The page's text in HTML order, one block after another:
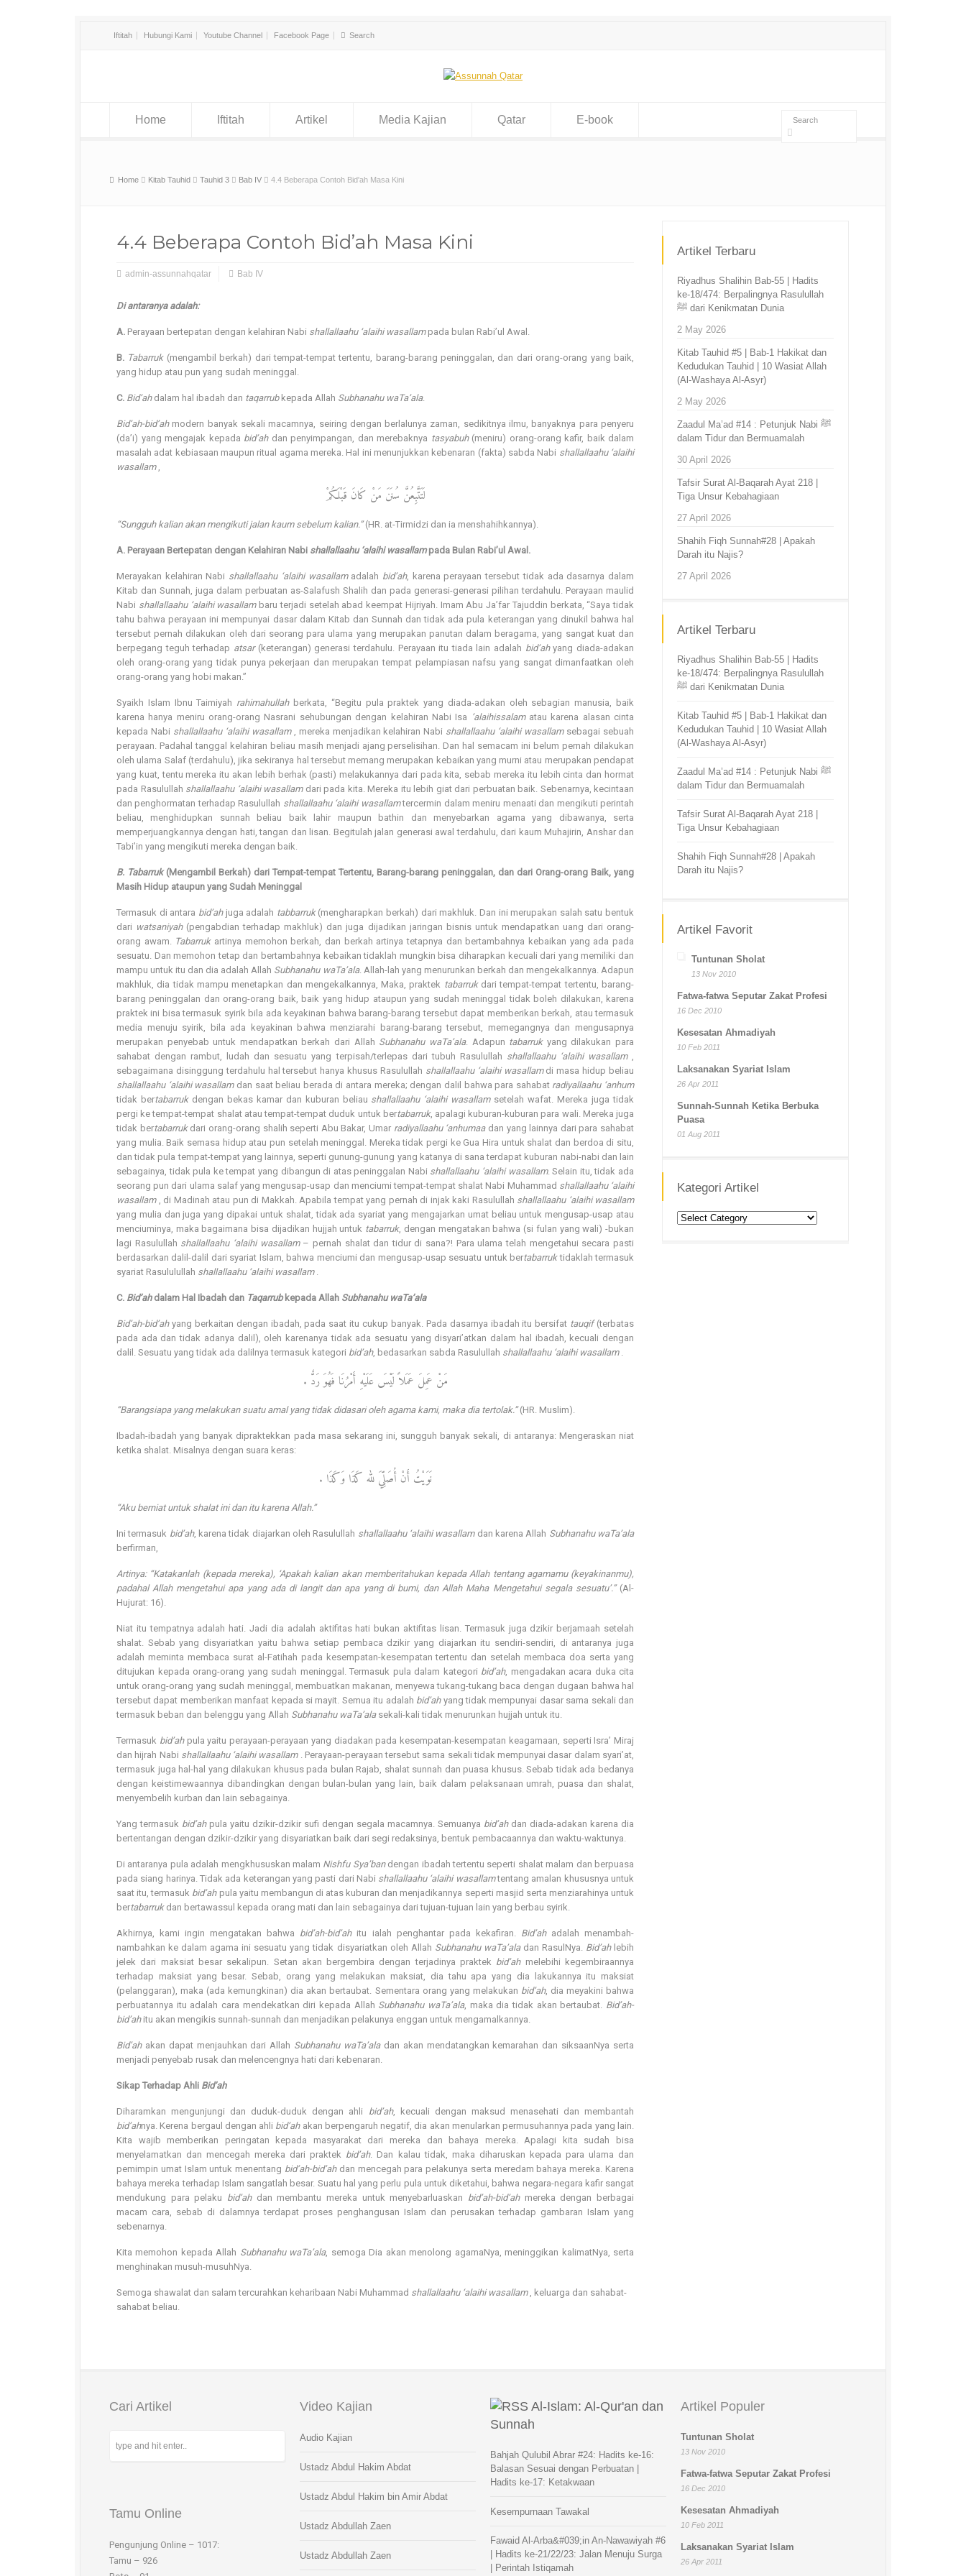
Iftitah Hubungi Kami Youtube Channel Facebook Page
Home Iftitah Artikel Media Kajian Qatar E-book
Home Kitab Tauhid Tauhid 3 Bab IV 4.4 Beberapa Contoh Bid'ah Masa Kini
4.4 Beberapa Contoh Bid’ah Masa Kini
admin-assunnahqatar Bab IV
Di antaranya adalah:
A. Perayaan bertepatan dengan kelahiran Nabi shallallaahu ‘alaihi wasallampada bulan Rabi’ul Awal.
B. Tabarruk(mengambil berkah) dari tempat-tempat tertentu, barang-barang peninggalan, dan dari orang-orang yang baik,
yang hidup atau pun yang sudah meninggal.
C. Bid’ahdalam hal ibadah dan taqarrubkepada Allah Subhanahu waTa’ala.
Bid’ah-bid’ahmodern banyak sekali macamnya, seiring dengan berlalunya zaman, sedikitnya ilmu, banyaknya para penyeru
(da’i) yang mengajak kepada bid’ah dan penyimpangan, dan merebaknya tasyabuh(meniru) orang-orang kafir, baik dalam
masalah adat kebiasaan maupun ritual agama mereka. Hal ini menunjukkan kebenaran (fakta) sabda Nabi shallallaahu ‘alaihi
wasallam,
لَتَتَّبِعُنَّ سُنَنَ مَنْ كَانَ قَبْلَكُمْ
“Sungguh kalian akan mengikuti jalan kaum sebelum kalian.”(HR. at-Tirmidzi dan ia menshahihkannya).
A. Perayaan Bertepatan dengan Kelahiran Nabi shallallaahu ‘alaihi wasallampada Bulan Rabi’ul Awal.
Merayakan kelahiran Nabi shallallaahu ‘alaihi wasallamadalah bid’ah, karena perayaan tersebut tidak ada dasarnya dalam
Kitab dan Sunnah, juga dalam perbuatan as-Salafush Shalih dan pada generasi-generasi pilihan terdahulu. Perayaan maulid
Nabi shallallaahu ‘alaihi wasallambaru terjadi setelah abad keempat Hijriyah. Imam Abu Ja’far Tajuddin berkata, “Saya tidak
tahu bahwa perayaan ini mempunyai dasar dalam Kitab dan Sunnah dan tidak ada pula keterangan yang dinukil bahwa hal
tersebut pernah dilakukan oleh dari seorang para ulama yang merupakan panutan dalam beragama, yang sangat kuat dan
berpegang teguh terhadap atsar (keterangan) generasi terdahulu. Perayaan itu tiada lain adalah bid’ahyang diada-adakan
oleh orang-orang yang tidak punya pekerjaan dan merupakan tempat pelampiasan nafsu yang sangat dimanfaatkan oleh
orang-orang yang hobi makan.”
Syaikh Islam Ibnu Taimiyah rahimahullahberkata, “Begitu pula praktek yang diada-adakan oleh sebagian manusia, baik
karena hanya meniru orang-orang Nasrani sehubungan dengan kelahiran Nabi Isa ’alaihissalamatau karena alasan cinta
kepada Nabi shallallaahu ‘alaihi wasallam, mereka menjadikan kelahiran Nabi shallallaahu ‘alaihi wasallamsebagai sebuah
perayaan. Padahal tanggal kelahiran beliau masih menjadi ajang perselisihan. Dan hal semacam ini belum pernah dilakukan
oleh ulama Salaf (terdahulu), jika sekiranya hal tersebut memang merupakan kebaikan yang murni atau merupakan pendapat
yang kuat, tentu mereka itu akan lebih berhak (pasti) melakukannya dari pada kita, sebab mereka itu lebih cinta dan hormat
pada Rasulullah shallallaahu ‘alaihi wasallamdari pada kita. Mereka itu lebih giat dari perbuatan baik. Sebenarnya, kecintaan
dan penghormatan terhadap Rasulullah shallallaahu ‘alaihi wasallamtercermin dalam meniru menaati dan mengikuti perintah
beliau, menghidupkan sunnah beliau baik lahir maupun bathin dan menyebarkan agama yang dibawanya, serta
memperjuangkannya dengan hati, tangan dan lisan. Begitulah jalan generasi awal terdahulu, dari kaum Muhajirin, Anshar dan
Tabi’in yang mengikuti mereka dengan baik.
B. Tabarruk(Mengambil Berkah) dari Tempat-tempat Tertentu, Barang-barang peninggalan, dan dari Orang-orang Baik, yang
Masih Hidup ataupun yang Sudah Meninggal
Termasuk di antara bid’ahjuga adalah tabbarruk(mengharapkan berkah) dari makhluk. Dan ini merupakan salah satu bentuk
dari watsaniyah(pengabdian terhadap makhluk) dan juga dijadikan jaringan bisnis untuk mendapatkan uang dari orang-
orang awam. Tabarrukartinya memohon berkah, dan berkah artinya tetapnya dan bertambahnya kebaikan yang ada pada
sesuatu. Dan memohon tetap dan bertambahnya kebaikan tidaklah mungkin bisa diharapkan kecuali dari yang memiliki dan
mampu untuk itu dan dia adalah Allah Subhanahu waTa’ala. Allah-lah yang menurunkan berkah dan mengekalkannya. Adapun
makhluk, dia tidak mampu menetapkan dan mengekalkannya, Maka, praktek tabarrukdari tempat-tempat tertentu, barang-
barang peninggalan dan orang-orang baik, baik yang hidup ataupun yang sudah meninggal tidak boleh dilakukan, karena
praktek ini bisa termasuk syirik bila ada keyakinan bahwa barang-barang tersebut dapat memberikan berkah, atau termasuk
media menuju syirik, bila ada keyakinan bahwa menziarahi barang-barang tersebut, memegangnya dan mengusapnya
merupakan penyebab untuk mendapatkan berkah dari Allah Subhanahu waTa’ala. Adapun tabarrukyang dilakukan para
sahabat dengan rambut, ludah dan sesuatu yang terpisah/terlepas dari tubuh Rasulullah shallallaahu ‘alaihi wasallam,
sebagaimana disinggung terdahulu hal tersebut hanya khusus Rasulullah shallallaahu ‘alaihi wasallamdi masa hidup beliau
shallallaahu ‘alaihi wasallamdan saat beliau berada di antara mereka; dengan dalil bahwa para sahabat radiyallaahu ‘anhum
tidak bertabarrukdengan bekas kamar dan kuburan beliau shallallaahu ‘alaihi wasallamsetelah wafat. Mereka juga tidak
pergi ke tempat-tempat shalat atau tempat-tempat duduk untuk bertabarruk, apalagi kuburan-kuburan para wali. Mereka juga
tidak bertabarrukdari orang-orang shalih seperti Abu Bakar, Umar radiyallaahu ‘anhumaadan yang lainnya dari para sahabat
yang mulia. Baik semasa hidup atau pun setelah meninggal. Mereka tidak pergi ke Gua Hira untuk shalat dan berdoa di situ,
dan tidak pula tempat-tempat yang lainnya, seperti gunung-gunung yang katanya di sana terdapat kuburan nabi-nabi dan lain
sebagainya, tidak pula ke tempat yang dibangun di atas peninggalan Nabi shallallaahu ‘alaihi wasallam. Selain itu, tidak ada
seorang pun dari ulama salaf yang mengusap-usap dan menciumi tempat-tempat shalat Nabi Muhammad shallallaahu ‘alaihi
wasallam, di Madinah atau pun di Makkah. Apabila tempat yang pernah di injak kaki Rasulullah shallallaahu ‘alaihi wasallam
yang mulia dan juga yang dipakai untuk shalat, tidak ada syariat yang mengajarkan umat beliau untuk mengusap-usap atau
menciuminya, maka bagaimana bisa dijadikan hujjah untuk tabarruk, dengan mengatakan bahwa (si fulan yang wali) -bukan
lagi Rasulullah shallallaahu ‘alaihi wasallam– pernah shalat dan tidur di sana?! Para ulama telah mengetahui secara pasti
berdasarkan dalil-dalil dari syariat Islam, bahwa menciumi dan mengusap-usap sesuatu untuk bertabarruktidaklah termasuk
syariat Rasululullah shallallaahu ‘alaihi wasallam.
C. Bid’ahdalam Hal Ibadah dan Taqarrubkepada Allah Subhanahu waTa’ala
Bid’ah-bid’ahyang berkaitan dengan ibadah, pada saat itu cukup banyak. Pada dasarnya ibadah itu bersifat tauqif(terbatas
pada ada dan tidak adanya dalil), oleh karenanya tidak ada sesuatu yang disyari’atkan dalam hal ibadah, kecuali dengan
dalil. Sesuatu yang tidak ada dalilnya termasuk kategori bid’ah, bedasarkan sabda Rasulullah shallallaahu ‘alaihi wasallam.
مَنْ عَمِلَ عَمَلاً لَيْسَ عَلَيْهِ أَمْرُنَا فَهُوَ رَدٌّ .
“Barangsiapa yang melakukan suatu amal yang tidak didasari oleh agama kami, maka dia tertolak.”(HR. Muslim).
Ibadah-ibadah yang banyak dipraktekkan pada masa sekarang ini, sungguh banyak sekali, di antaranya: Mengeraskan niat
ketika shalat. Misalnya dengan suara keras:
نَوَيْتُ أَنْ أُصَلِّيَ لله كَذَا وَكَذَا .
“Aku berniat untuk shalat ini dan itu karena Allah.”
Ini termasuk bid’ah, karena tidak diajarkan oleh Rasulullah shallallaahu ‘alaihi wasallamdan karena Allah Subhanahu waTa’ala
berfirman,
Artinya: “Katakanlah (kepada mereka), ‘Apakah kalian akan memberitahukan kepada Allah tentang agamamu (keyakinanmu),
padahal Allah mengetahui apa yang ada di langit dan apa yang di bumi, dan Allah Maha Mengetahui segala sesuatu’.” (Al-
Hujurat: 16).
Niat itu tempatnya adalah hati. Jadi dia adalah aktifitas hati bukan aktifitas lisan. Termasuk juga dzikir berjamaah setelah
shalat. Sebab yang disyariatkan yaitu bahwa setiap pembaca dzikir yang diajarkan itu sendiri-sendiri, di antaranya juga
adalah meminta membaca surat al-Fatihah pada kesempatan-kesempatan tertentu dan setelah membaca doa serta yang
ditujukan kepada orang-orang yang sudah meninggal. Termasuk pula dalam kategori bid’ah, mengadakan acara duka cita
untuk orang-orang yang sudah meninggal, membuatkan makanan, menyewa tukang-tukang baca dengan dugaan bahwa hal
tersebut dapat memberikan manfaat kepada si mayit. Semua itu adalah bid’ahyang tidak mempunyai dasar sama sekali dan
termasuk beban dan belenggu yang Allah Subhanahu waTa’alasekali-kali tidak menurunkan hujjah untuk itu.
Termasuk bid’ahpula yaitu perayaan-perayaan yang diadakan pada kesempatan-kesempatan keagamaan, seperti Isra’ Miraj
dan hijrah Nabi shallallaahu ‘alaihi wasallam. Perayaan-perayaan tersebut sama sekali tidak mempunyai dasar dalam syari’at,
termasuk juga hal-hal yang dilakukan khusus pada bulan Rajab, shalat sunnah dan puasa khusus. Sebab tidak ada bedanya
dengan keistimewaannya dibandingkan dengan bulan-bulan yang lain, baik dalam pelaksanaan umrah, puasa dan shalat,
menyembelih kurban dan lain sebagainya.
Yang termasuk bid’ahpula yaitu dzikir-dzikir sufi dengan segala macamnya. Semuanya bid’ahdan diada-adakan karena dia
bertentangan dengan dzikir-dzikir yang disyariatkan baik dari segi redaksinya, bentuk pembacaannya dan waktu-waktunya.
Di antaranya pula adalah mengkhususkan malam Nishfu Sya’bandengan ibadah tertentu seperti shalat malam dan berpuasa
pada siang harinya. Tidak ada keterangan yang pasti dari Nabi shallallaahu ‘alaihi wasallamtentang amalan khususnya untuk
saat itu, termasuk bid’ahpula yaitu membangun di atas kuburan dan menjadikannya seperti masjid serta menziarahinya untuk
bertabarrukdan bertawassul kepada orang mati dan lain sebagainya dari tujuan-tujuan lain yang berbau syirik.
Akhirnya, kami ingin mengatakan bahwa bid’ah-bid’ahitu ialah penghantar pada kekafiran. Bid’ahadalah menambah-
nambahkan ke dalam agama ini sesuatu yang tidak disyariatkan oleh Allah Subhanahu waTa’aladan RasulNya. Bid’ahlebih
jelek dari maksiat besar sekalipun. Setan akan bergembira dengan terjadinya praktek bid’ahmelebihi kegembiraannya
terhadap maksiat yang besar. Sebab, orang yang melakukan maksiat, dia tahu apa yang dia lakukannya itu maksiat
(pelanggaran), maka (ada kemungkinan) dia akan bertaubat. Sementara orang yang melakukan bid’ah, dia meyakini bahwa
perbuatannya itu adalah cara mendekatkan diri kepada Allah Subhanahu waTa’ala, maka dia tidak akan bertaubat. Bid’ah-
bid’ahitu akan mengikis sunnah-sunnah dan menjadikan pelakunya enggan untuk mengamalkannya.
Bid’ahakan dapat menjauhkan dari Allah Subhanahu waTa’aladan akan mendatangkan kemarahan dan siksaanNya serta
menjadi penyebab rusak dan melencengnya hati dari kebenaran.
Sikap Terhadap Ahli Bid’ah
Diharamkan mengunjungi dan duduk-duduk dengan ahli bid’ah, kecuali dengan maksud menasehati dan membantah
bid’ahnya. Kerena bergaul dengan ahli bid’ahakan berpengaruh negatif, dia akan menularkan permusuhannya pada yang lain.
Kita wajib memberikan peringatan kepada masyarakat dari mereka dan bahaya mereka. Apalagi kita sudah bisa
menyelamatkan dan mencegah mereka dari praktek bid’ah. Dan kalau tidak, maka diharuskan kepada para ulama dan
pemimpin umat Islam untuk menentang bid’ah-bid’ahdan mencegah para pelakunya serta meredam bahaya mereka. Karena
bahaya mereka terhadap Islam sangatlah besar. Suatu hal yang perlu pula untuk diketahui, bahwa negara-negara kafir sangat
mendukung para pelaku bid’ahdan membantu mereka untuk menyebarluaskan bid’ah-bid’ahmereka dengan berbagai
macam cara, sebab di dalamnya terdapat proses penghangusan Islam dan perusakan terhadap gambaran Islam yang
sebenarnya.
Kita memohon kepada Allah Subhanahu waTa’ala, semoga Dia akan menolong agamaNya, meninggikan kalimatNya, serta
menghinakan musuh-musuhNya.
Semoga shawalat dan salam tercurahkan keharibaan Nabi Muhammad shallallaahu ‘alaihi wasallam, keluarga dan sahabat-
sahabat beliau.
Artikel Terbaru
Riyadhus Shalihin Bab-55 | Hadits
ke-18/474: Berpalingnya Rasulullah
ﷺ dari Kenikmatan Dunia
2 May 2026
Kitab Tauhid #5 | Bab-1 Hakikat dan
Kedudukan Tauhid | 10 Wasiat Allah
(Al-Washaya Al-Asyr)
2 May 2026
Zaadul Ma’ad #14 : Petunjuk Nabi ﷺ
dalam Tidur dan Bermuamalah
30 April 2026
Tafsir Surat Al-Baqarah Ayat 218 |
Tiga Unsur Kebahagiaan
27 April 2026
Shahih Fiqh Sunnah#28 | Apakah
Darah itu Najis?
27 April 2026
Artikel Terbaru
Riyadhus Shalihin Bab-55 | Hadits
ke-18/474: Berpalingnya Rasulullah
ﷺ dari Kenikmatan Dunia
Kitab Tauhid #5 | Bab-1 Hakikat dan
Kedudukan Tauhid | 10 Wasiat Allah
(Al-Washaya Al-Asyr)
Zaadul Ma’ad #14 : Petunjuk Nabi ﷺ
dalam Tidur dan Bermuamalah
Tafsir Surat Al-Baqarah Ayat 218 |
Tiga Unsur Kebahagiaan
Shahih Fiqh Sunnah#28 | Apakah
Darah itu Najis?
Artikel Favorit
Tuntunan Sholat
13 Nov 2010
Fatwa-fatwa Seputar Zakat Profesi
16 Dec 2010
Kesesatan Ahmadiyah
10 Feb 2011
Laksanakan Syariat Islam
26 Apr 2011
Sunnah-Sunnah Ketika Berbuka
Puasa
01 Aug 2011
Kategori Artikel
Kategori
Cari Artikel
Tamu Online
Pengunjung Online – 1017:
Tamu – 926
Video Kajian
Audio Kajian
Ustadz Abdul Hakim Abdat
Ustadz Abdul Hakim bin Amir Abdat
Ustadz Abdullah Zaen
Ustadz Abdullah Zaen
Al-Islam: Al-Qur'an dan
Sunnah
Bahjah Qulubil Abrar #24: Hadits ke-16:
Balasan Sesuai dengan Perbuatan |
Hadits ke-17: Ketakwaan
Kesempurnaan Tawakal
Fawaid Al-Arba&#039;in An-Nawawiyah #6
| Hadits ke-21/22/23: Jalan Menuju Surga
| Perintah Istiqamah
Artikel Populer
Tuntunan Sholat
13 Nov 2010
Fatwa-fatwa Seputar Zakat Profesi
16 Dec 2010
Kesesatan Ahmadiyah
10 Feb 2011
Laksanakan Syariat Islam
26 Apr 2011